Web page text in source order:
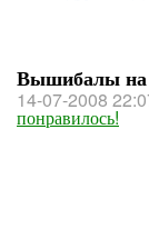
Вышибалы на
14-07-2008
понравилось!